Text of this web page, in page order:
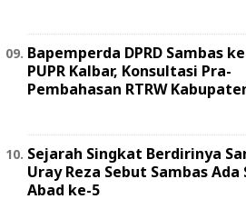
Bapemperda DPRD Sambas
PUPR Kalbar, Konsultasi Pra-
Pembahasan RTRW
Sejarah Singkat Berdirinya
Uray Reza Sebut Sambas Ada
Abad ke-5